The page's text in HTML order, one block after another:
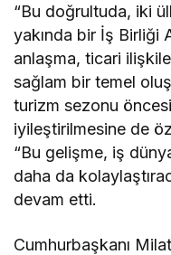
“Bu doğrultuda, iki
yakında bir İş Birliği
anlaşma, ticari
sağlam bir temel
turizm sezonu
iyileştirilmesine de
“Bu gelişme, iş
daha da
devam etti.
Cumhurbaşkanı